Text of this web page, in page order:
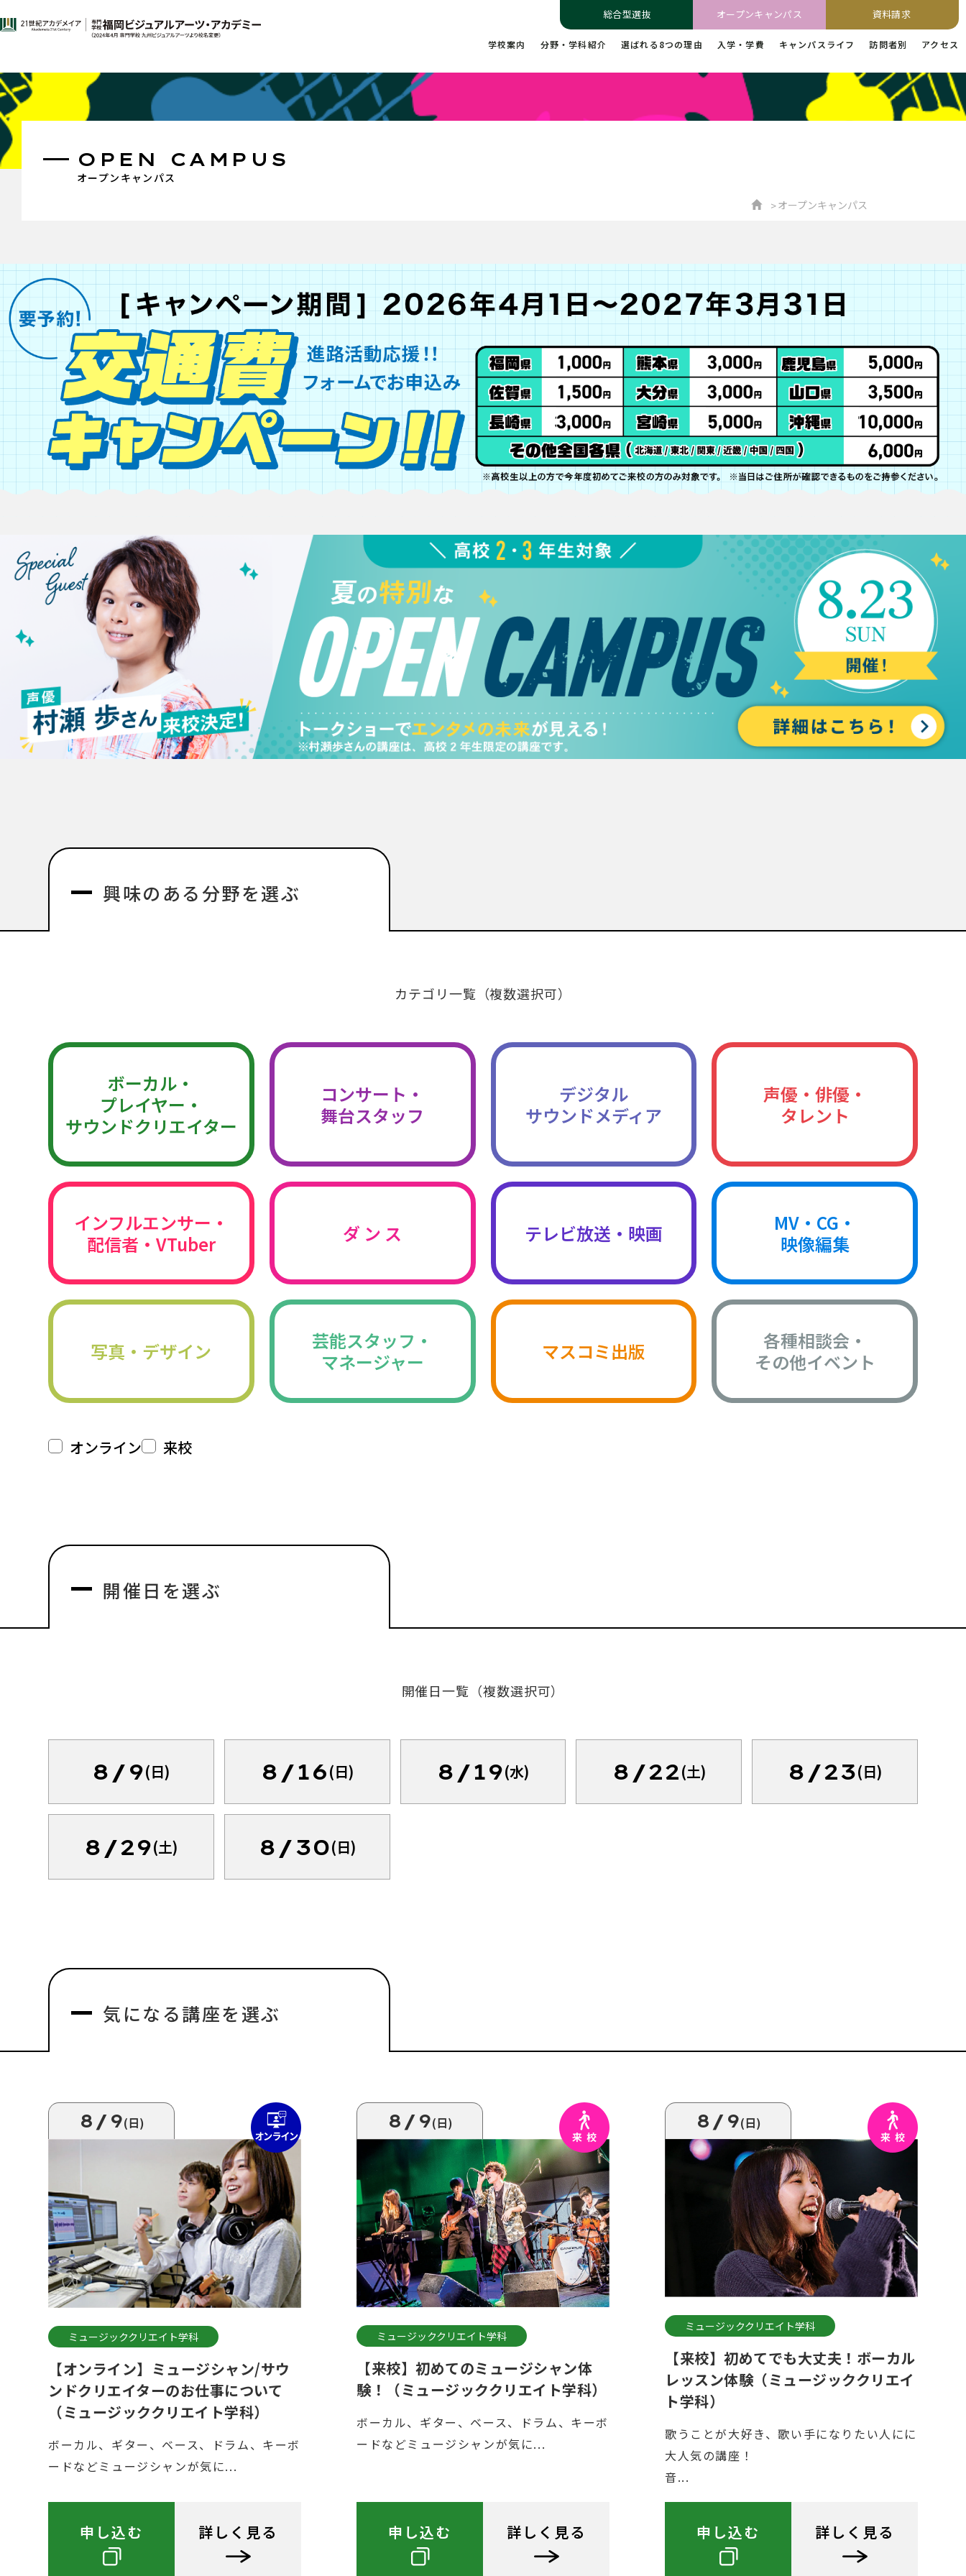
総合型選抜 オープンキャンパス 資料請求
学校案内 分野・学科紹介 選ばれる8つの理由 入学・学費 キャンパスライフ 訪問者別 アクセス
オープンキャンパス
OPEN CAMPUS
オープンキャンパス
興味のある分野を選ぶ
カテゴリ一覧（複数選択可）
ボーカル・
プレイヤー・
サウンドクリエイター
コンサート・
舞台スタッフ
デジタル
サウンドメディア
声優・俳優・
タレント
インフルエンサー・
配信者・VTuber
ダ ン ス テレビ放送・映画
MV・CG・
映像編集
写真・デザイン
芸能スタッフ・
マネージャー
マスコミ出版
各種相談会・
その他イベント
オンライン 来校
開催日を選ぶ
開催日一覧（複数選択可）
8/9(日) 8/16(日) 8/19(水) 8/22(土) 8/23(日)
8/29(土) 8/30(日)
気になる講座を選ぶ
8/9(日)
ミュージッククリエイト学科
【オンライン】ミュージシャン/サウ
ンドクリエイターのお仕事について
（ミュージッククリエイト学科）
ボーカル、ギター、ベース、ドラム、キーボ
ードなどミュージシャンが気に...
申し込む 詳しく見る
8/9(日)
ミュージッククリエイト学科
【来校】初めてのミュージシャン体
験！（ミュージッククリエイト学科）
ボーカル、ギター、ベース、ドラム、キーボ
ードなどミュージシャンが気に...
申し込む 詳しく見る
8/9(日)
ミュージッククリエイト学科
【来校】初めてでも大丈夫！ボーカル
レッスン体験（ミュージッククリエイ
ト学科）
歌うことが大好き、歌い手になりたい人にに
大人気の講座！
音...
申し込む 詳しく見る